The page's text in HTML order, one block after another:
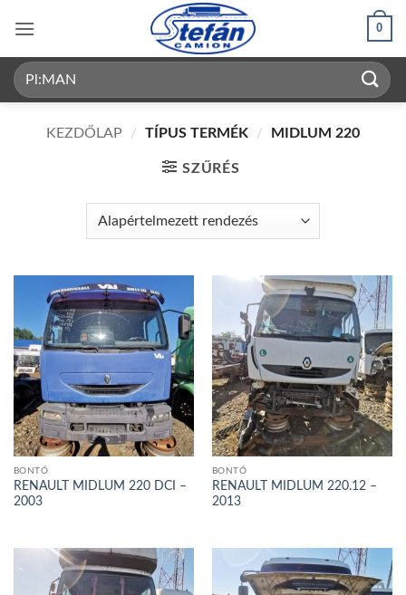
content
0
Keresés
a
KEZDŐLAP / TÍPUS TERMÉK / MIDLUM 220
SZŰRÉS
BONTÓ
RENAULT MIDLUM 220 DCI –
2003
BONTÓ
RENAULT MIDLUM 220.12 –
2013